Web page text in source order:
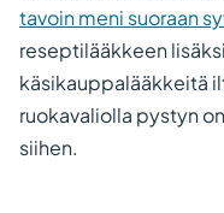
tavoin meni suoraan
reseptilääkkeen
käsikauppalääkkeitä
ruokavaliolla pystyn
siihen.